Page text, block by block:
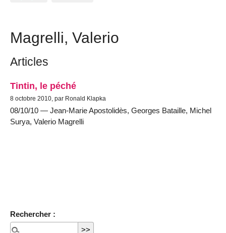
Magrelli, Valerio
Articles
Tintin, le péché
8 octobre 2010, par Ronald Klapka
08/10/10 — Jean-Marie Apostolidès, Georges Bataille, Michel
Surya, Valerio Magrelli
Rechercher :